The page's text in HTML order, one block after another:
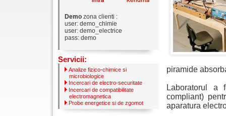
Demo zona clienti :
user: demo_chimie
user: demo_electrice
pass: demo
Servicii:
Analize fizico-chimice si
microbiologice
Incercari de electro-securitate
Incercari de compatibilitate
electromagnetica
Probe energetice si de zgomot
piramide
Laboratorul a
compliant)
aparatura